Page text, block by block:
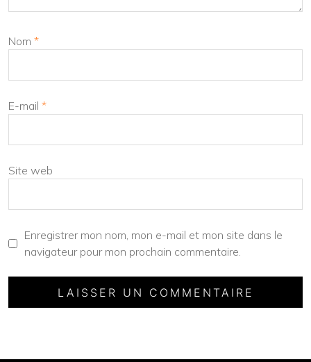
Nom *
E-mail *
Site web
Enregistrer mon nom, mon e-mail et mon site dans le
navigateur pour mon prochain commentaire.